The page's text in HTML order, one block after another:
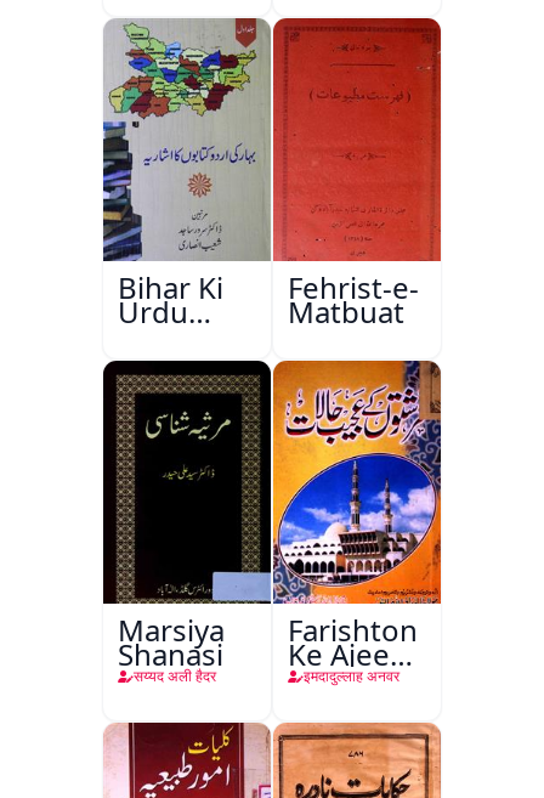
Bihar Ki
Urdu
Kitabon
Ka
Ishariya
Fehrist-e-
Matbuat
Marsiya
Shanasi
सय्यद अली हैदर
Farishton
Ke Ajeeb
Halat
इमदादुल्लाह अनवर